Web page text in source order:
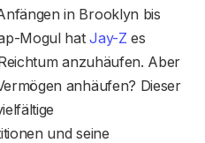
in Brooklyn bis
Mogul hatJay-Z es
anzuhäufen. Aber
anhäufen? Dieser
und seine